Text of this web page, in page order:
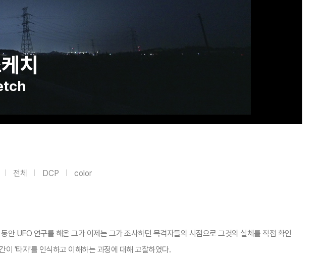
치
전체 DCP color
UFO 연구를 해온 그가 이제는 그가 조사하던 목격자들의 시점으로 그것의 실체를 직접 확인
이 '타자'를 인식하고 이해하는 과정에 대해 고찰하였다.